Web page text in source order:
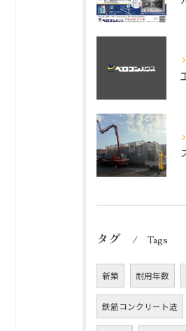
タグ Tags
新築 耐用年数
鉄筋コンクリート造